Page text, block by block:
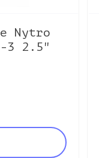
Nytro
3 2.5"